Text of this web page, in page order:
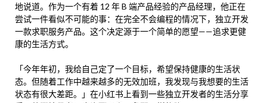
地说道。作为一个有着 12 年 B 端产品经验的产品经理，他正在
尝试一件看似不可能的事：在完全不会编程的情况下，独立开发
一款求职服务产品。这个决定源于一个简单的愿望——追求更健
康的生活方式。
「今年年初，我给自己定了一个目标，希望保持健康的生活状
态。但随着工作中越来越多的无效加班，我发现与我想要的生活
状态有很大差距。」在小红书上看到一些独立开发者的生活分享